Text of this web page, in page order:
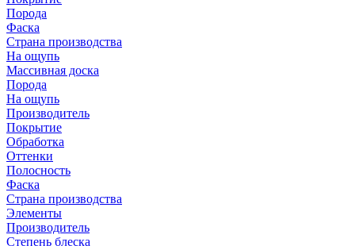
Порода
Фаска
Страна производства
На ощупь
Массивная доска
Порода
На ощупь
Производитель
Покрытие
Обработка
Оттенки
Полосность
Фаска
Страна производства
Элементы
Производитель
Степень блеска